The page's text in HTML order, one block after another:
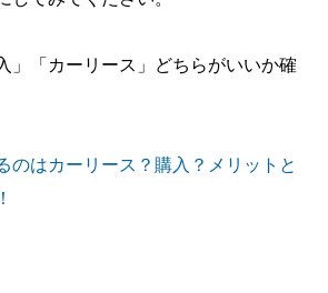
」「カーリース」どちらがいいか確
のはカーリース？購入？メリットと